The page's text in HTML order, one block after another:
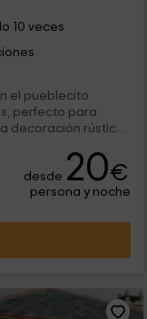
10 veces
el pueblecito
perfecto para
decoración rústica
playas a
calefacción.
desde 20€
persona y noche